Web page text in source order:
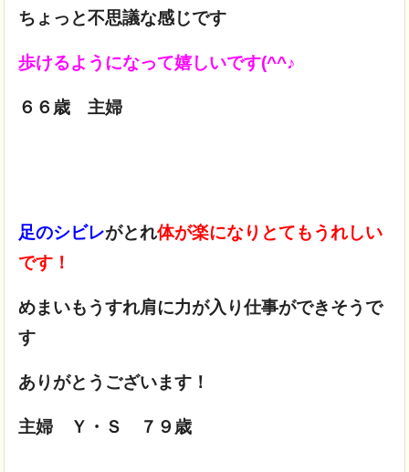
ちょっと不思議な感じです
歩けるようになって嬉しいです(^^♪
６６歳 主婦
足のシビレがとれ体が楽になりとてもうれしい
です！
めまいもうすれ肩に力が入り仕事ができそうで
す
ありがとうございます！
主婦 Ｙ・Ｓ ７９歳